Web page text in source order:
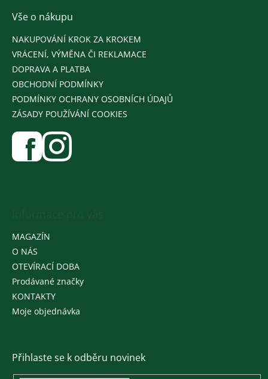
Vše o nákupu
NAKUPOVÁNÍ KROK ZA KROKEM
VRÁCENÍ, VÝMĚNA ČI REKLAMACE
DOPRAVA A PLATBA
OBCHODNÍ PODMÍNKY
PODMÍNKY OCHRANY OSOBNÍCH ÚDAJŮ
ZÁSADY POUŽÍVÁNÍ COOKIES
MAGAZÍN
O NÁS
OTEVÍRACÍ DOBA
Prodávané značky
KONTAKTY
Moje objednávka
Přihlaste se k odběru novinek